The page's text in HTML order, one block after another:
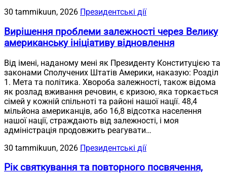
30 tammikuun, 2026 Президентські дії
Вирішення проблеми залежності через Велику
американську ініціативу відновлення
Від імені, наданому мені як Президенту Конституцією та
законами Сполучених Штатів Америки, наказую: Розділ
1. Мета та політика. Хвороба залежності, також відома
як розлад вживання речовин, є кризою, яка торкається
сімей у кожній спільноті та районі нашої нації. 48,4
мільйона американців, або 16,8 відсотка населення
нашої нації, страждають від залежності, і моя
адміністрація продовжить реагувати…
30 tammikuun, 2026 Президентські дії
Рік святкування та повторного посвячення,